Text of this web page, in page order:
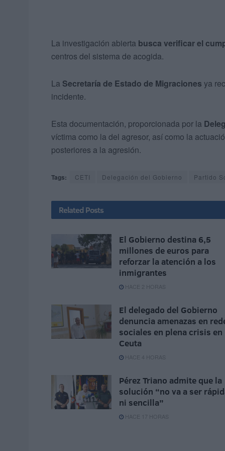
La investigación abierta busca verificar el
centros del sistema de acogida.
La Secretaría de Estado de Migraciones ya
incidente.
Esta documentación, proporcionada por la
víctima como la del agresor, así como la
posteriores a la agresión.
Tags: CETI Delegación del Gobierno Partido
Related Posts
El Gobierno destina 6,5
millones de euros para
reforzar la atención a los
inmigrantes
HACE 2 HORAS
El delegado del Gobierno
denuncia amenazas en
sociales en plena crisis en
Ceuta
HACE 4 HORAS
Pérez Triano admite que la
solución “no va a ser
ni sencilla”
HACE 17 HORAS